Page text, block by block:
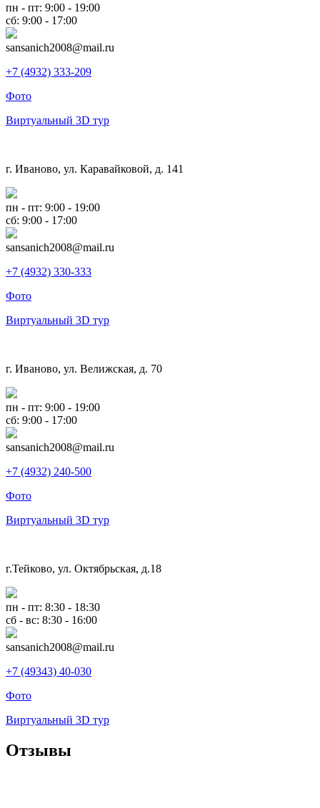
пн - пт: 9:00 - 19:00
сб: 9:00 - 17:00
sansanich2008@mail.ru
+7 (4932) 333-209
Фото
Виртуальный 3D тур
г. Иваново, ул. Каравайковой, д. 141
пн - пт: 9:00 - 19:00
сб: 9:00 - 17:00
sansanich2008@mail.ru
+7 (4932) 330-333
Фото
Виртуальный 3D тур
г. Иваново, ул. Велижская, д. 70
пн - пт: 9:00 - 19:00
сб: 9:00 - 17:00
sansanich2008@mail.ru
+7 (4932) 240-500
Фото
Виртуальный 3D тур
г.Тейково, ул. Октябрьская, д.18
пн - пт: 8:30 - 18:30
сб - вс: 8:30 - 16:00
sansanich2008@mail.ru
+7 (49343) 40-030
Фото
Виртуальный 3D тур
Отзывы